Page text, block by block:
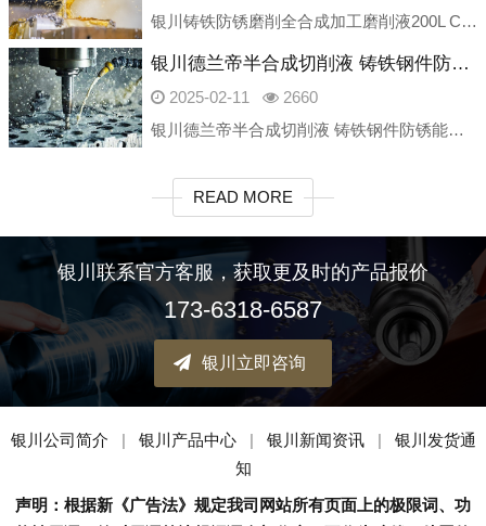
银川铸铁防锈磨削全合成加工磨削液200L CNC加工中心绿色车床切削液衡水朱雀新材料科技有限公司是一家专业研发生产工业润滑油产品的厂家，致力为金属加工领域提供绿色、安全、高性价比的高端产品。我公司主要产品
银川德兰帝半合成切削液 铸铁钢件防锈能力强 黑色金属磨削润滑
2025-02-11
2660
银川德兰帝半合成切削液 铸铁钢件防锈能力强 黑色金属磨削润滑衡水朱雀新材料科技有限公司是一家专业研发生产工业润滑油产品的厂家，致力为金属加工领域提供绿色、安全、高性价比的高端产品。我公司主要产品产品包含：
READ MORE
银川联系官方客服，获取更及时的产品报价
173-6318-6587
银川立即咨询
银川公司简介 | 银川产品中心 | 银川新闻资讯 |
银川发货通
知
声明：根据新《广告法》规定我司网站所有页面上的极限词、功